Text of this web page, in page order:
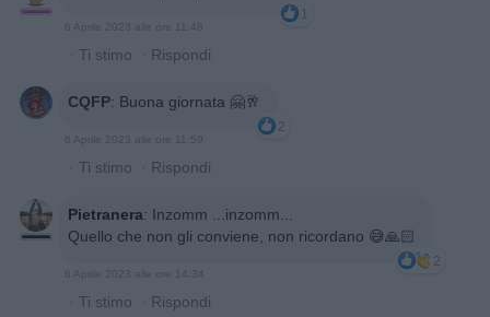
1
6 Aprile 2023 alle ore 11:48
· Ti stimo · Rispondi
CQFP: Buona giornata 🤗🥂
2
6 Aprile 2023 alle ore 11:59
· Ti stimo · Rispondi
Pietranera: Inzomm ...inzomm...
Quello che non gli conviene, non ricordano 😅🙏🏻
2
6 Aprile 2023 alle ore 14:34
· Ti stimo · Rispondi